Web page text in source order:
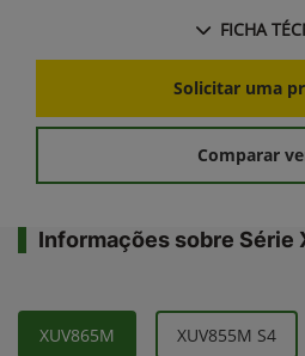
FICHA
Solicitar uma
Comparar
Informações sobre Série
XUV865M XUV855M S4